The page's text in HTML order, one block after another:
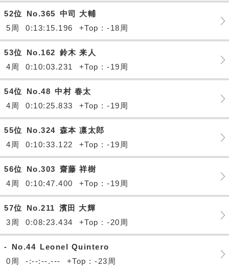
52位 No.365 中司 大輔
5周
0:13:15.196 +Top : -18周
53位 No.162 鈴木 来人
4周
0:10:03.231 +Top : -19周
54位 No.48 中村 春太
4周
0:10:25.833 +Top : -19周
55位 No.324 森本 凛太郎
4周
0:10:33.122 +Top : -19周
56位 No.303 齋藤 祥樹
4周
0:10:47.400 +Top : -19周
57位 No.211 濱田 大輝
3周
0:08:23.434 +Top : -20周
- No.44 Leonel Quintero
0周
-:--:--.--- +Top : -23周